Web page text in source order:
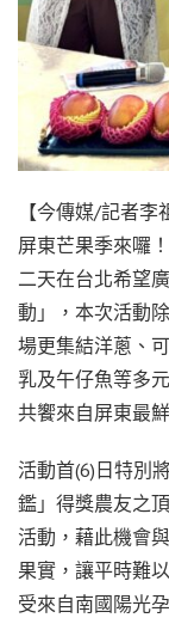
【今傳媒/記者李
屏東芒果季來囉
二天在台北希望
動」，本次活動
場更集結洋蔥、
乳及午仔魚等多
共饗來自屏東最
活動首(6)日特別
鑑」得獎農友之
活動，藉此機會
果實，讓平時難
受來自南國陽光